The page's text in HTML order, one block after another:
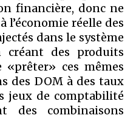
financière, donc ne
réelle des
dans le système
créant des produits
ces mêmes
des DOM à des taux
jeux de comptabilité
des combinaisons